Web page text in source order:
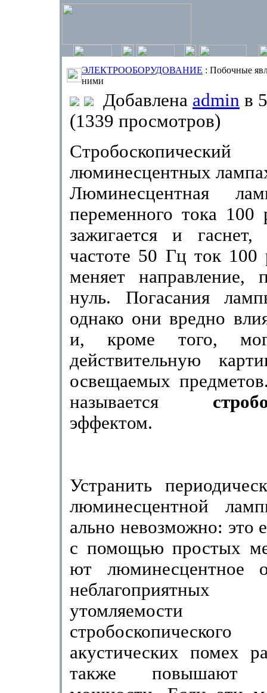
ЭЛЕКТРООБОРУДОВАНИЕ : Побочные
ними
Добавлена admin в
(1339 просмотров)
люминесцентных
Люминесцентная
переменного тока 100
зажигается и
частоте 50 Гц ток 100
меняет направление,
нуль. Погасания
однако они вредно
и, кроме того,
действительную
освеща­емых
называется
эффектом.
Устранить
люминесцентной
ально невозможно: это
с помощью простых
ют люминесцентное
неблагоприятных
акустических помех
также повышают